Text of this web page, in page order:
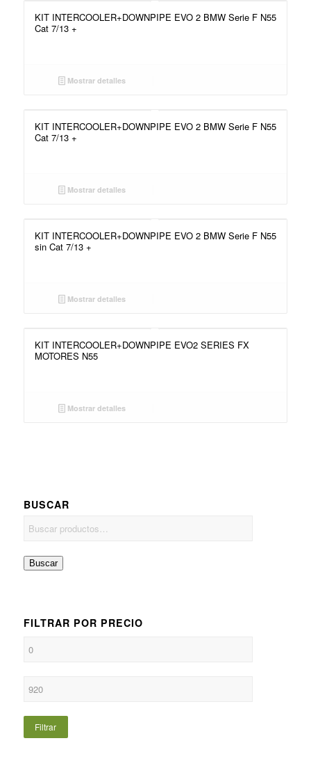
KIT INTERCOOLER+DOWNPIPE EVO 2 BMW Serie F N55
Cat 7/13 +
Mostrar detalles
KIT INTERCOOLER+DOWNPIPE EVO 2 BMW Serie F N55
Cat 7/13 +
Mostrar detalles
KIT INTERCOOLER+DOWNPIPE EVO 2 BMW Serie F N55
sin Cat 7/13 +
Mostrar detalles
KIT INTERCOOLER+DOWNPIPE EVO2 SERIES FX
MOTORES N55
Mostrar detalles
BUSCAR
Buscar
FILTRAR POR PRECIO
Filtrar